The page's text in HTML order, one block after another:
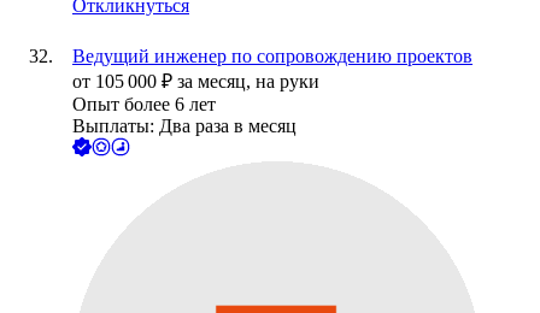
Откликнуться
Ведущий инженер по сопровождению проектов
от 105 000 ₽ за месяц, на руки
Опыт более 6 лет
Выплаты: Два раза в месяц